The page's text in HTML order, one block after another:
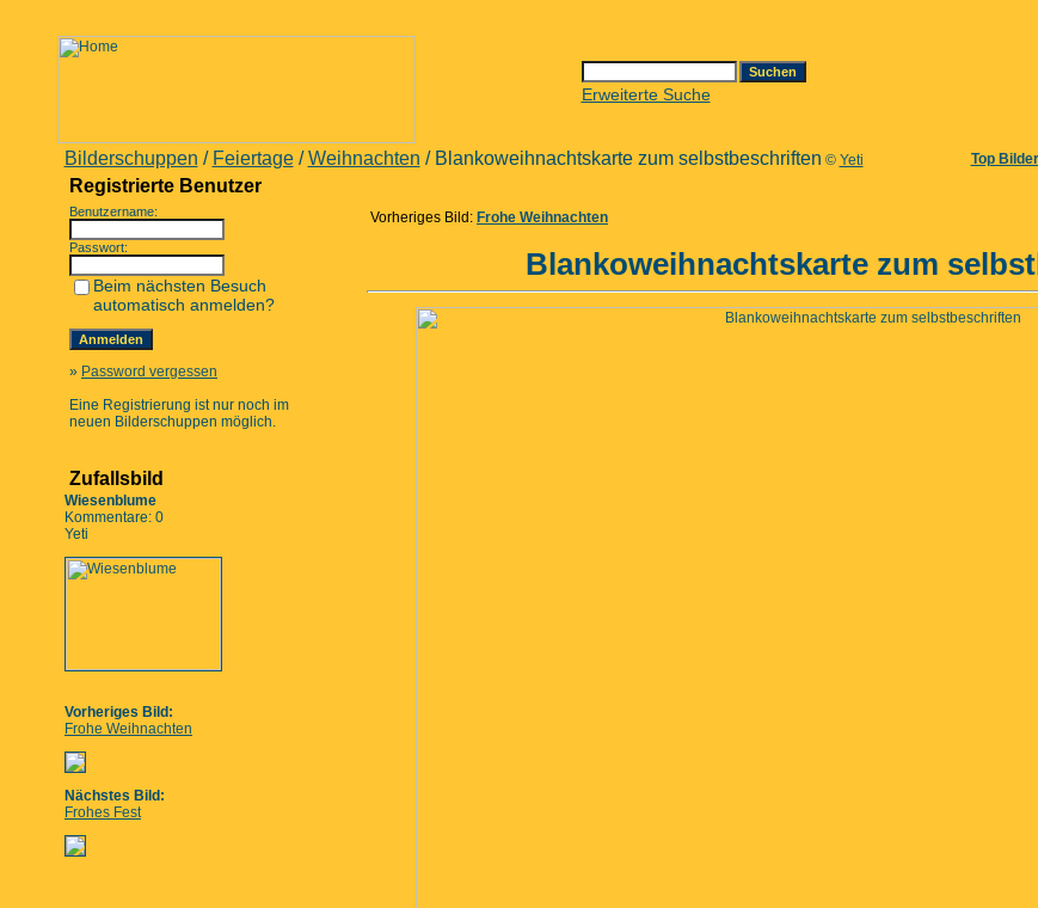
Erweiterte Suche
Bilderschuppen / Feiertage/Weihnachten / Blankoweihnachtskarte zum selbstbeschriften © Yeti Top Bilder
Registrierte Benutzer
Benutzername:
Passwort:
Beim nächsten Besuch
automatisch anmelden?
» Password vergessen
Eine Registrierung ist nur noch im
neuen Bilderschuppen möglich.
Zufallsbild
Wiesenblume
Kommentare: 0
Yeti
Vorheriges Bild:
Frohe Weihnachten
Nächstes Bild:
Frohes Fest
Vorheriges Bild: Frohe Weihnachten
Blankoweihnachtskarte zum